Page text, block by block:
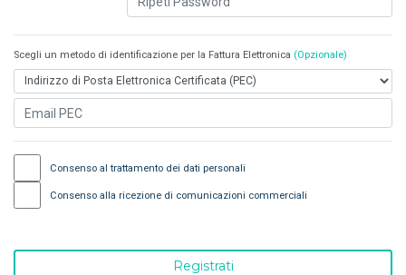
Scegli un metodo di identificazione per la Fattura Elettronica (Opzionale)
Consenso al trattamento dei dati personali
Consenso alla ricezione di comunicazioni commerciali
Registrati